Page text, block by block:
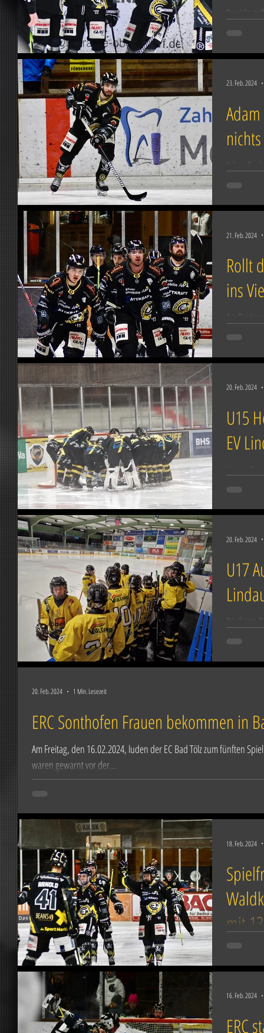
Das
Adam
23. Feb. 2024
Rollt
ins
Am
21. Feb. 2024
U15
EV
20. Feb. 2024
U17
Die letzte
20. Feb. 2024
ERC Sonthofen Frauen bekommen in
Am Freitag, den 16.02.2024, luden der EC Bad Tölz zum fünften
waren gewarnt vor der...
20. Feb. 2024 1 Min. Lesezeit
mit
Trainer
18. Feb. 2024
ERC
16. Feb. 2024